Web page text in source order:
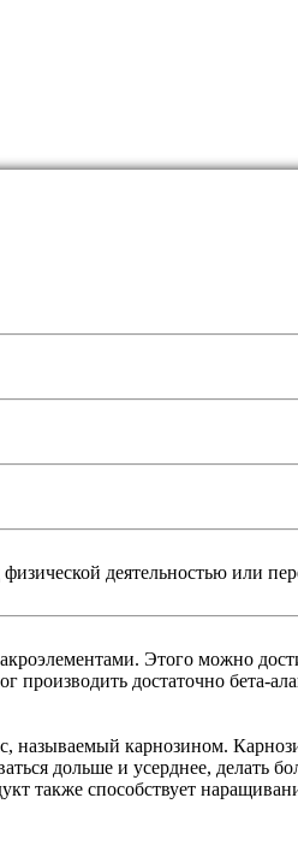
деятельностью или
Этого можно
производить достаточно бета-
называемый карнозином.
дольше и усерднее, делать
также способствует